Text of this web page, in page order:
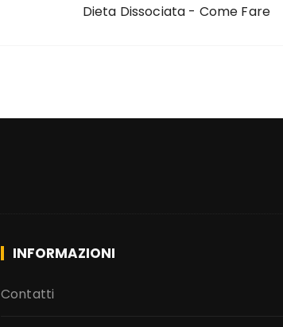
Dieta Dissociata - Come Fare
INFORMAZIONI
Contatti